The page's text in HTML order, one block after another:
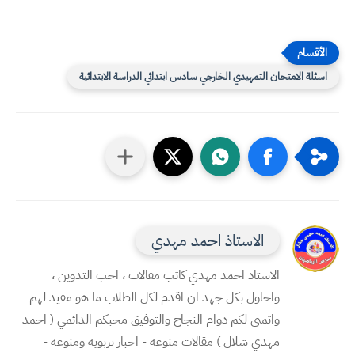
اسئلة الامتحان التمهيدي الخارجي سادس ابتدائي الدراسة الابتدائية
الاستاذ احمد مهدي
الاستاذ احمد مهدي كاتب مقالات ، احب التدوين ،
واحاول بكل جهد ان اقدم لكل الطلاب ما هو مفيد لهم
واتمنى لكم دوام النجاح والتوفيق محبكم الدائمي ( احمد
مهدي شلال ) مقالات منوعه - اخبار تربويه ومنوعه -